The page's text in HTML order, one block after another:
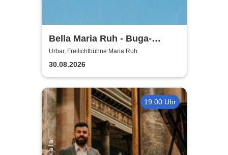
Bella Maria Ruh - Buga-
Orchester
Urbar, Freilichtbühne Maria Ruh
30.08.2026
19:00 Uhr